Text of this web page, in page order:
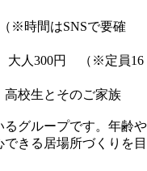
※時間はSNSで要確
大人300円 （※定員16
高校生とそのご家族
グループです。年齢や
きる居場所づくりを目